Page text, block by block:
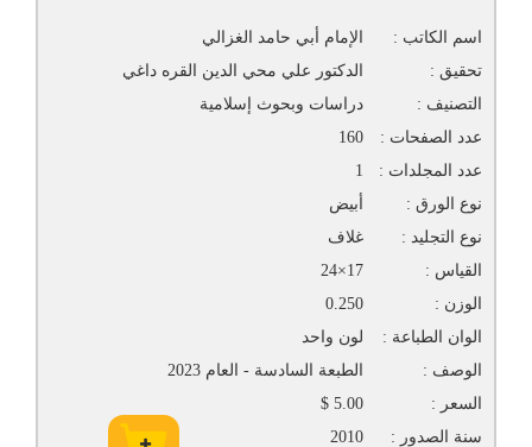
اسم الكاتب :
الإمام أبي حامد الغزالي
تحقيق :
الدكتور علي محي الدين القره داغي
التصنيف :
دراسات وبحوث إسلامية
عدد الصفحات :
160
عدد المجلدات :
1
نوع الورق :
أبيض
نوع التجليد :
غلاف
القياس :
17×24
الوزن :
0.250
الوان الطباعة :
لون واحد
الوصف :
الطبعة السادسة - العام 2023
السعر :
5.00 $
سنة الصدور :
2010